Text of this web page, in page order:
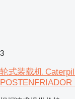
3
轮式装载机